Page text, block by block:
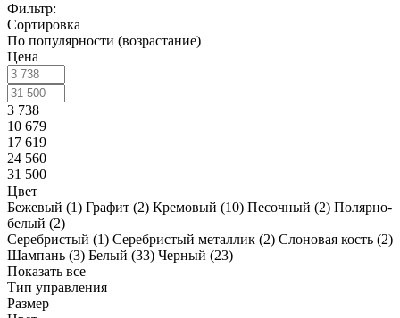
Фильтр:
Сортировка
По популярности (возрастание)
Цена
3 738
10 679
17 619
24 560
31 500
Цвет
Бежевый (1) Графит (2) Кремовый (10) Песочный (2) Полярно-
белый (2)
Серебристый (1) Серебристый металлик (2) Слоновая кость (2)
Шампань (3) Белый (33) Черный (23)
Показать все
Тип управления
Размер